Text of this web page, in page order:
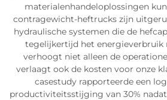
materialenhandeloplossingen
contragewicht-heftrucks zijn
hydraulische systemen die de
tegelijkertijd het energieverbruik
verhoogt niet alleen de
verlaagt ook de kosten voor onze
casestudy rapporteerde een
productiviteitsstijging van 30%